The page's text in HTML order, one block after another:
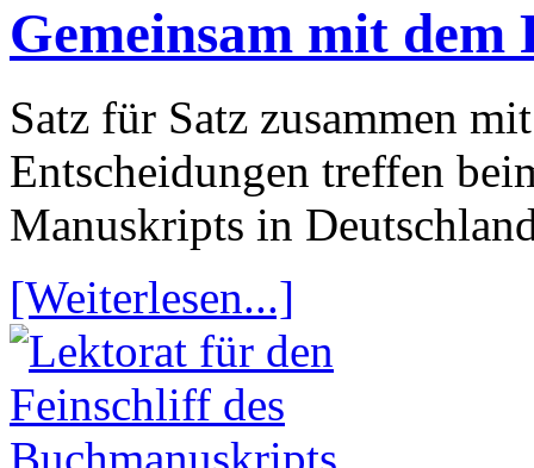
Gemeinsam mit
Satz für Satz zusammen
Entscheidungen treffen
Manuskripts in
[Weiterlesen...]